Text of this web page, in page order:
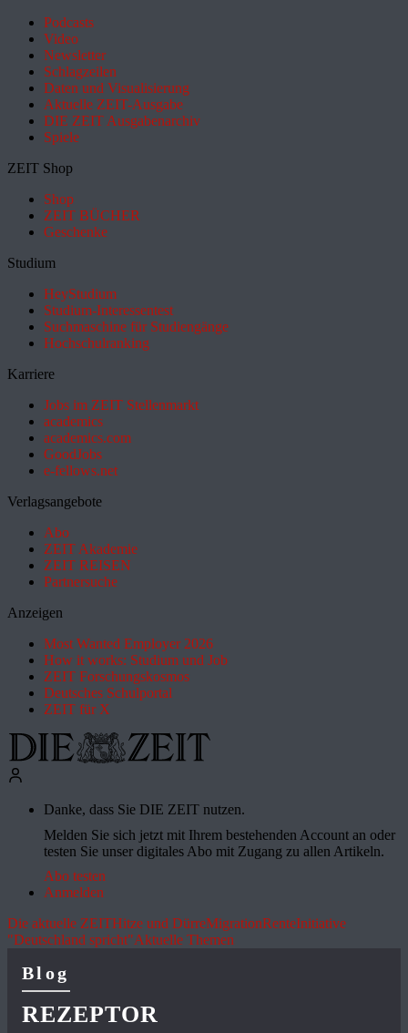
Podcasts
Video
Newsletter
Schlagzeilen
Daten und Visualisierung
Aktuelle ZEIT-Ausgabe
DIE ZEIT Ausgabenarchiv
Spiele
ZEIT Shop
Shop
ZEIT BÜCHER
Geschenke
Studium
HeyStudium
Studium-Interessentest
Suchmaschine für Studiengänge
Hochschulranking
Karriere
Jobs im ZEIT Stellenmarkt
academics
academics.com
GoodJobs
e-fellows.net
Verlagsangebote
Abo
ZEIT Akademie
ZEIT REISEN
Partnersuche
Anzeigen
Most Wanted Employer 2026
How it works: Studium und Job
ZEIT Forschungskosmos
Deutsches Schulportal
ZEIT für X
Danke, dass Sie DIE ZEIT nutzen.
Melden Sie sich jetzt mit Ihrem bestehenden Account an oder
testen Sie unser digitales Abo mit Zugang zu allen Artikeln.
Abo testen
Anmelden
Die aktuelle ZEITHitze und DürreMigrationRenteInitiative
"Deutschland spricht"Aktuelle Themen
Blog
REZEPTOR